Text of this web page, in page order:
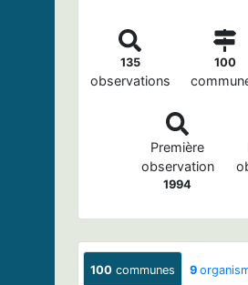
135
observations
100
Première
observation
1994
100 communes 9